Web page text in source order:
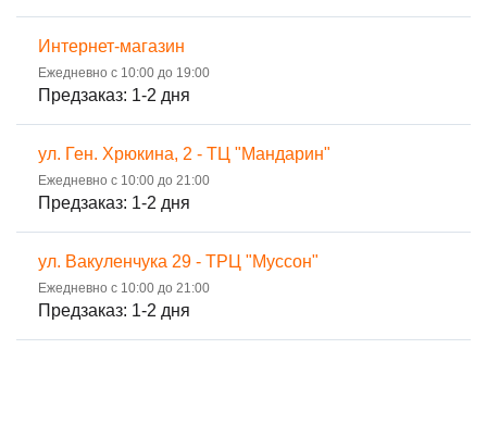
Интернет-магазин
Ежедневно с 10:00 до 19:00
Предзаказ: 1-2 дня
ул. Ген. Хрюкина, 2 - ТЦ "Мандарин"
Ежедневно с 10:00 до 21:00
Предзаказ: 1-2 дня
ул. Вакуленчука 29 - ТРЦ "Муссон"
Ежедневно с 10:00 до 21:00
Предзаказ: 1-2 дня